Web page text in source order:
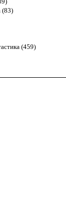
(83)
(459)